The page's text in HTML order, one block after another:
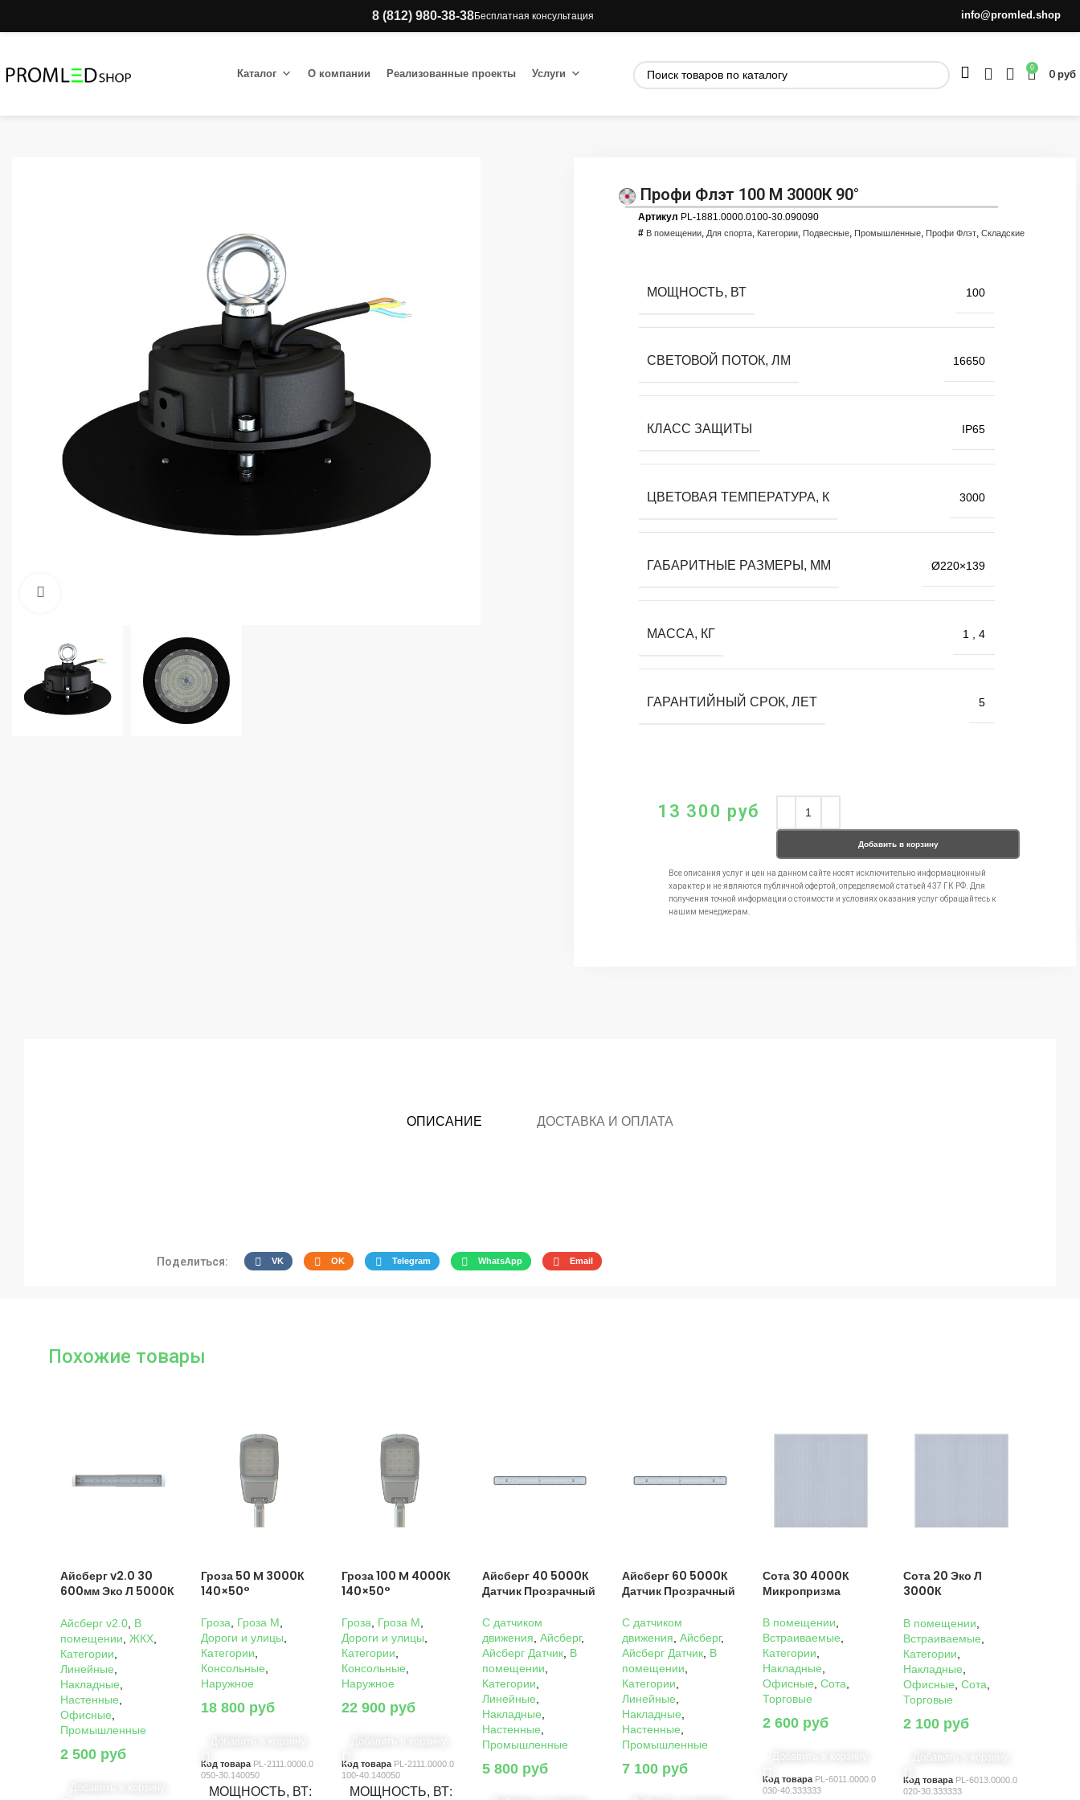
8 (812) 980-38-38Бесплатная консультация info@promled.shop
Каталог О компании Реализованные проекты Услуги 0 0руб
Профи Флэт 100 M 3000К 90°
Артикул PL-1881.0000.0100-30.090090
# В помещении Для спорта Категории Подвесные Промышленные Профи Флэт ,Складские
МОЩНОСТЬ, ВТ 100
СВЕТОВОЙ ПОТОК, ЛМ 16650
КЛАСС ЗАЩИТЫ IP65
ЦВЕТОВАЯ ТЕМПЕРАТУРА, К 3000
ГАБАРИТНЫЕ РАЗМЕРЫ, ММ Ø220×139
МАССА, КГ 1 ,4
ГАРАНТИЙНЫЙ СРОК, ЛЕТ 5
13 300 руб
Добавить в корзину
Все описания услуг и цен на данном сайте носят исключительно информационный
характер и не являются публичной офертой, определяемой статьей 437 ГК РФ. Для
получения точной информации о стоимости и условиях оказания услуг обращайтесь к
нашим менеджерам.
ОПИСАНИЕ ДОСТАВКА И ОПЛАТА
Поделиться: VK OK Telegram WhatsApp Email
Похожие товары
Айсберг v2.0 30
600мм Эко Л 5000К
Айсберг v2.0 В
помещении ЖКХ
Категории
Линейные
Накладные
Настенные
Офисные
Промышленные
2 500 руб
Гроза 50 M 3000К
140×50°
Гроза Гроза M
Дороги и улицы
Категории
Консольные
Наружное
18 800 руб
Код товара PL-2111.0000.0
050-30.140050
МОЩНОСТЬ, ВТ
Гроза 100 M 4000К
140×50°
Гроза Гроза M
Дороги и улицы
Категории
Консольные
Наружное
22 900 руб
Код товара PL-2111.0000.0
100-40.140050
МОЩНОСТЬ, ВТ
Айсберг 40 5000К
Датчик Прозрачный
C датчиком
движения Айсберг,
Айсберг Датчик, В
помещении
Категории
Линейные
Накладные
Настенные
Промышленные
5 800 руб
Айсберг 60 5000К
Датчик Прозрачный
C датчиком
движения ,Айсберг,
Айсберг Датчик В
помещении
Категории
Линейные
Накладные
Настенные
Промышленные
7 100 руб
Сота 30 4000К
Микропризма
В помещении
Встраиваемые
Категории
Накладные
Офисные ,Сота
Торговые
2 600 руб
Код товара PL-6011.0000.0
030-40.333333
Сота 20 Эко Л
3000К
В помещении
Встраиваемые
Категории
Накладные
Офисные ,Сота
Торговые
2 100 руб
Код товара PL-6013.0000.0
020-30.333333